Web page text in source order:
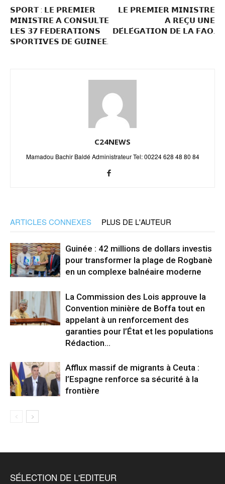
𝗦𝗣𝗢𝗥𝗧 : 𝗟𝗘 𝗣𝗥𝗘𝗠𝗜𝗘𝗥
𝗠𝗜𝗡𝗜𝗦𝗧𝗥𝗘 𝗔 𝗖𝗢𝗡𝗦𝗨𝗟𝗧𝗘
𝗟𝗘𝗦 𝟯𝟳 𝗙𝗘𝗗𝗘𝗥𝗔𝗧𝗜𝗢𝗡𝗦
𝗦𝗣𝗢𝗥𝗧𝗜𝗩𝗘𝗦 𝗗𝗘 𝗚𝗨𝗜𝗡𝗘𝗘.
𝗟𝗘 𝗣𝗥𝗘𝗠𝗜𝗘𝗥 𝗠𝗜𝗡𝗜𝗦𝗧𝗥𝗘
𝗔 𝗥𝗘𝗖̧𝗨 𝗨𝗡𝗘
𝗗𝗘́𝗟𝗘́𝗚𝗔𝗧𝗜𝗢𝗡 𝗗𝗘 𝗟𝗔 𝗙𝗔𝗢.
C24NEWS
Mamadou Bachir Baldé Administrateur Tel: 00224 628 48 80 84
ARTICLES CONNEXES PLUS DE L'AUTEUR
Guinée : 42 millions de dollars investis
pour transformer la plage de Rogbanè
en un complexe balnéaire moderne
La Commission des Lois approuve la
Convention minière de Boffa tout en
appelant à un renforcement des
garanties pour l’État et les populations
Rédaction...
Afflux massif de migrants à Ceuta :
l’Espagne renforce sa sécurité à la
frontière
SÉLECTION DE L'EDITEUR